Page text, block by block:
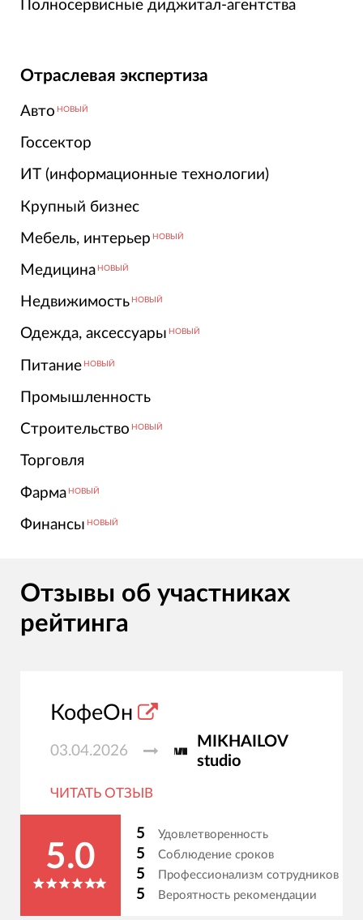
Полносервисные диджитал-агентства
Отраслевая экспертиза
Авто НОВЫЙ
Госсектор
ИТ (информационные технологии)
Крупный бизнес
Мебель, интерьер НОВЫЙ
Медицина НОВЫЙ
Недвижимость НОВЫЙ
Одежда, аксессуары НОВЫЙ
Питание НОВЫЙ
Промышленность
Строительство НОВЫЙ
Торговля
Фарма НОВЫЙ
Финансы НОВЫЙ
Отзывы об участниках
рейтинга
КофеОн
03.04.2026
MIKHAILOV
studio
ЧИТАТЬ ОТЗЫВ
5.0
5 Удовлетворенность
5 Соблюдение сроков
5 Профессионализм сотрудников
5 Вероятность рекомендации